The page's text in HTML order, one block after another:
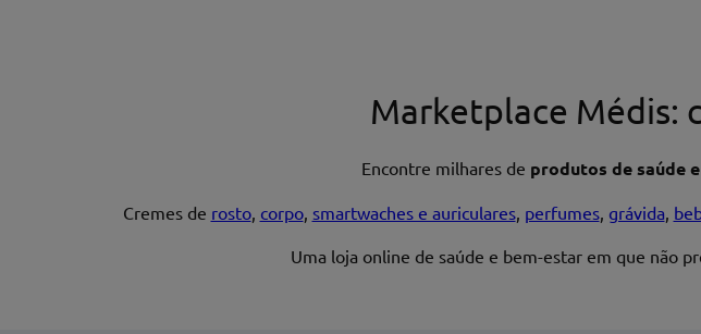
Marketplace Médis:
Encontre milhares de produtos de saúde
Cremes de rosto, corpo, smartwaches e auriculares, perfumes, grávida,
Uma loja online de saúde e bem-estar em que não